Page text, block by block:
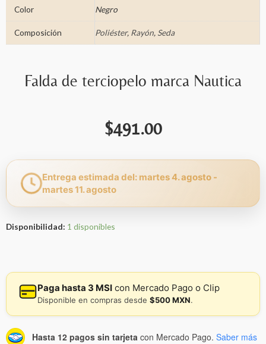
Color Negro
Composición Poliéster, Rayón, Seda
Falda de terciopelo marca Nautica
$491.00
Entrega estimada del: martes 4. agosto -
martes 11. agosto
Disponibilidad: 1 disponibles
Paga hasta 3 MSI con Mercado Pago o Clip
Disponible en compras desde $500 MXN.
Hasta 12 pagos sin tarjeta con Mercado Pago. Saber más